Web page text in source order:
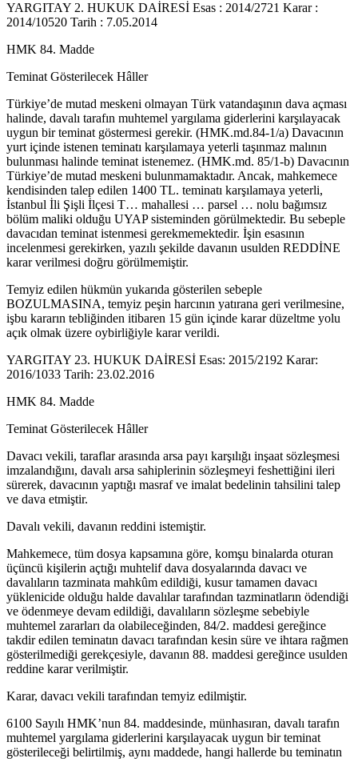
YARGITAY 2. HUKUK DAİRESİ Esas : 2014/2721 Karar :
2014/10520 Tarih : 7.05.2014
HMK 84. Madde
Teminat Gösterilecek Hâller
Türkiye’de mutad meskeni olmayan Türk vatandaşının dava açması
halinde, davalı tarafın muhtemel yargılama giderlerini karşılayacak
uygun bir teminat göstermesi gerekir. (HMK.md.84-1/a) Davacının
yurt içinde istenen teminatı karşılamaya yeterli taşınmaz malının
bulunması halinde teminat istenemez. (HMK.md. 85/1-b) Davacının
Türkiye’de mutad meskeni bulunmamaktadır. Ancak, mahkemece
kendisinden talep edilen 1400 TL. teminatı karşılamaya yeterli,
İstanbul İli Şişli İlçesi T… mahallesi … parsel … nolu bağımsız
bölüm maliki olduğu UYAP sisteminden görülmektedir. Bu sebeple
davacıdan teminat istenmesi gerekmemektedir. İşin esasının
incelenmesi gerekirken, yazılı şekilde davanın usulden REDDİNE
karar verilmesi doğru görülmemiştir.
Temyiz edilen hükmün yukarıda gösterilen sebeple
BOZULMASINA, temyiz peşin harcının yatırana geri verilmesine,
işbu kararın tebliğinden itibaren 15 gün içinde karar düzeltme yolu
açık olmak üzere oybirliğiyle karar verildi.
YARGITAY 23. HUKUK DAİRESİ Esas: 2015/2192 Karar:
2016/1033 Tarih: 23.02.2016
HMK 84. Madde
Teminat Gösterilecek Hâller
Davacı vekili, taraflar arasında arsa payı karşılığı inşaat sözleşmesi
imzalandığını, davalı arsa sahiplerinin sözleşmeyi feshettiğini ileri
sürerek, davacının yaptığı masraf ve imalat bedelinin tahsilini talep
ve dava etmiştir.
Davalı vekili, davanın reddini istemiştir.
Mahkemece, tüm dosya kapsamına göre, komşu binalarda oturan
üçüncü kişilerin açtığı muhtelif dava dosyalarında davacı ve
davalıların tazminata mahkûm edildiği, kusur tamamen davacı
yüklenicide olduğu halde davalılar tarafından tazminatların ödendiği
ve ödenmeye devam edildiği, davalıların sözleşme sebebiyle
muhtemel zararları da olabileceğinden, 84/2. maddesi gereğince
takdir edilen teminatın davacı tarafından kesin süre ve ihtara rağmen
gösterilmediği gerekçesiyle, davanın 88. maddesi gereğince usulden
reddine karar verilmiştir.
Karar, davacı vekili tarafından temyiz edilmiştir.
6100 Sayılı HMK’nun 84. maddesinde, münhasıran, davalı tarafın
muhtemel yargılama giderlerini karşılayacak uygun bir teminat
gösterileceği belirtilmiş, aynı maddede, hangi hallerde bu teminatın